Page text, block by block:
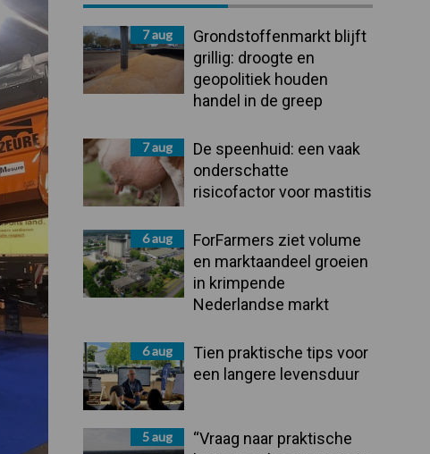
Sidebar7 aug
Grondstoffenmarkt blijft
grillig: droogte en
geopolitiek houden
handel in de greep
7 aug
De speenhuid: een vaak
onderschatte
risicofactor voor mastitis
6 aug
ForFarmers ziet volume
en marktaandeel groeien
in krimpende
Nederlandse markt
6 aug
Tien praktische tips voor
een langere levensduur
5 aug
“Vraag naar praktische